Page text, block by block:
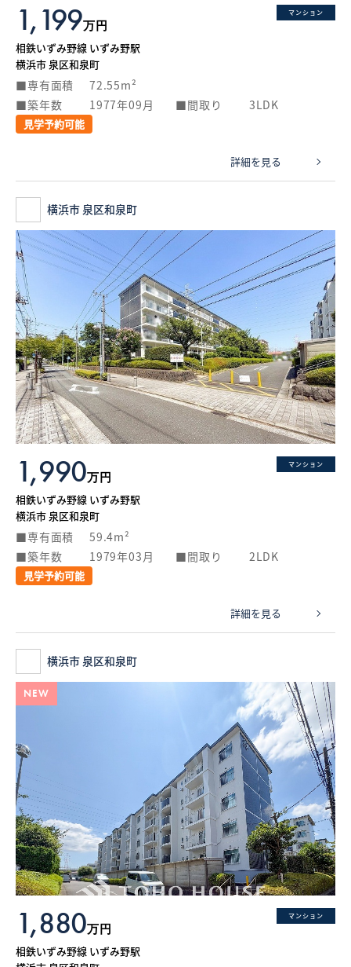
マンション
1,199万円
相鉄いずみ野線 いずみ野駅
横浜市 泉区和泉町
専有面積
72.55m²
築年数
1977年09月 間取り 3LDK
見学予約可能
詳細を見る
横浜市 泉区和泉町
マンション
1,990万円
相鉄いずみ野線 いずみ野駅
横浜市 泉区和泉町
専有面積
59.4m²
築年数
1979年03月 間取り 2LDK
見学予約可能
詳細を見る
横浜市 泉区和泉町
NEW
マンション
1,880万円
相鉄いずみ野線 いずみ野駅